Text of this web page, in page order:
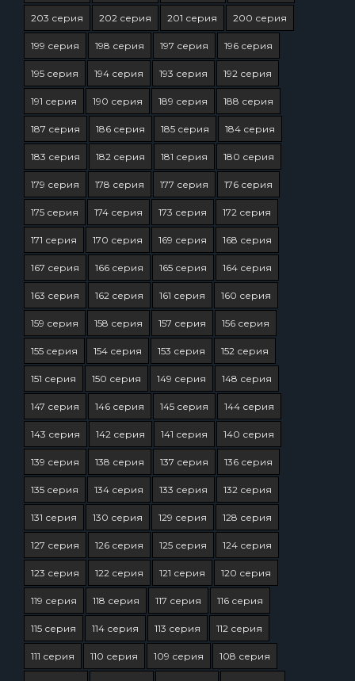
203 серия 202 серия 201 серия 200 серия
199 серия 198 серия 197 серия 196 серия
195 серия 194 серия 193 серия 192 серия
191 серия 190 серия 189 серия 188 серия
187 серия 186 серия 185 серия 184 серия
183 серия 182 серия 181 серия 180 серия
179 серия 178 серия 177 серия 176 серия
175 серия 174 серия 173 серия 172 серия
171 серия 170 серия 169 серия 168 серия
167 серия 166 серия 165 серия 164 серия
163 серия 162 серия 161 серия 160 серия
159 серия 158 серия 157 серия 156 серия
155 серия 154 серия 153 серия 152 серия
151 серия 150 серия 149 серия 148 серия
147 серия 146 серия 145 серия 144 серия
143 серия 142 серия 141 серия 140 серия
139 серия 138 серия 137 серия 136 серия
135 серия 134 серия 133 серия 132 серия
131 серия 130 серия 129 серия 128 серия
127 серия 126 серия 125 серия 124 серия
123 серия 122 серия 121 серия 120 серия
119 серия 118 серия 117 серия 116 серия
115 серия 114 серия 113 серия 112 серия
111 серия 110 серия 109 серия 108 серия